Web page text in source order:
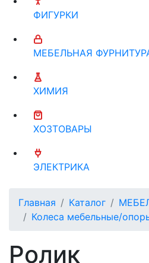
ФИГУРКИ
МЕБЕЛЬНАЯ
ХИМИЯ
ХОЗТОВАРЫ
ЭЛЕКТРИКА
Главная Каталог
Колеса мебельные/
Ролик